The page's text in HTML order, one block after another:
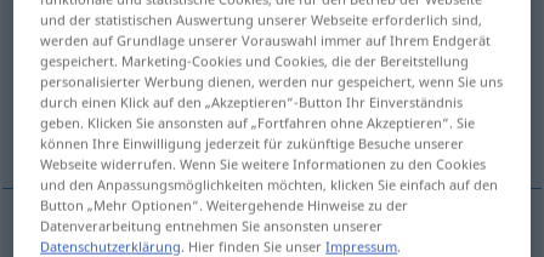
Übersicht aller Übersetzungen
(Für mehr Details die Übersetzung anklicken/antippen)
din drittsekk
Beispiele
und der statistischen Auswertung unserer Webseite erforderlich sind,
werden auf Grundlage unserer Vorauswahl immer auf Ihrem Endgerät
gespeichert. Marketing-Cookies und Cookies, die der Bereitstellung
personalisierter Werbung dienen, werden nur gespeichert, wenn Sie uns
durch einen Klick auf den „Akzeptieren“-Button Ihr Einverständnis
geben. Klicken Sie ansonsten auf „Fortfahren ohne Akzeptieren“. Sie
können Ihre Einwilligung jederzeit für zukünftige Besuche unserer
Webseite widerrufen. Wenn Sie weitere Informationen zu den Cookies
und den Anpassungsmöglichkeiten möchten, klicken Sie einfach auf den
Button „Mehr Optionen“. Weitergehende Hinweise zu der
Datenverarbeitung entnehmen Sie ansonsten unserer
Datenschutzerklärung. Hier finden Sie unserImpressum.